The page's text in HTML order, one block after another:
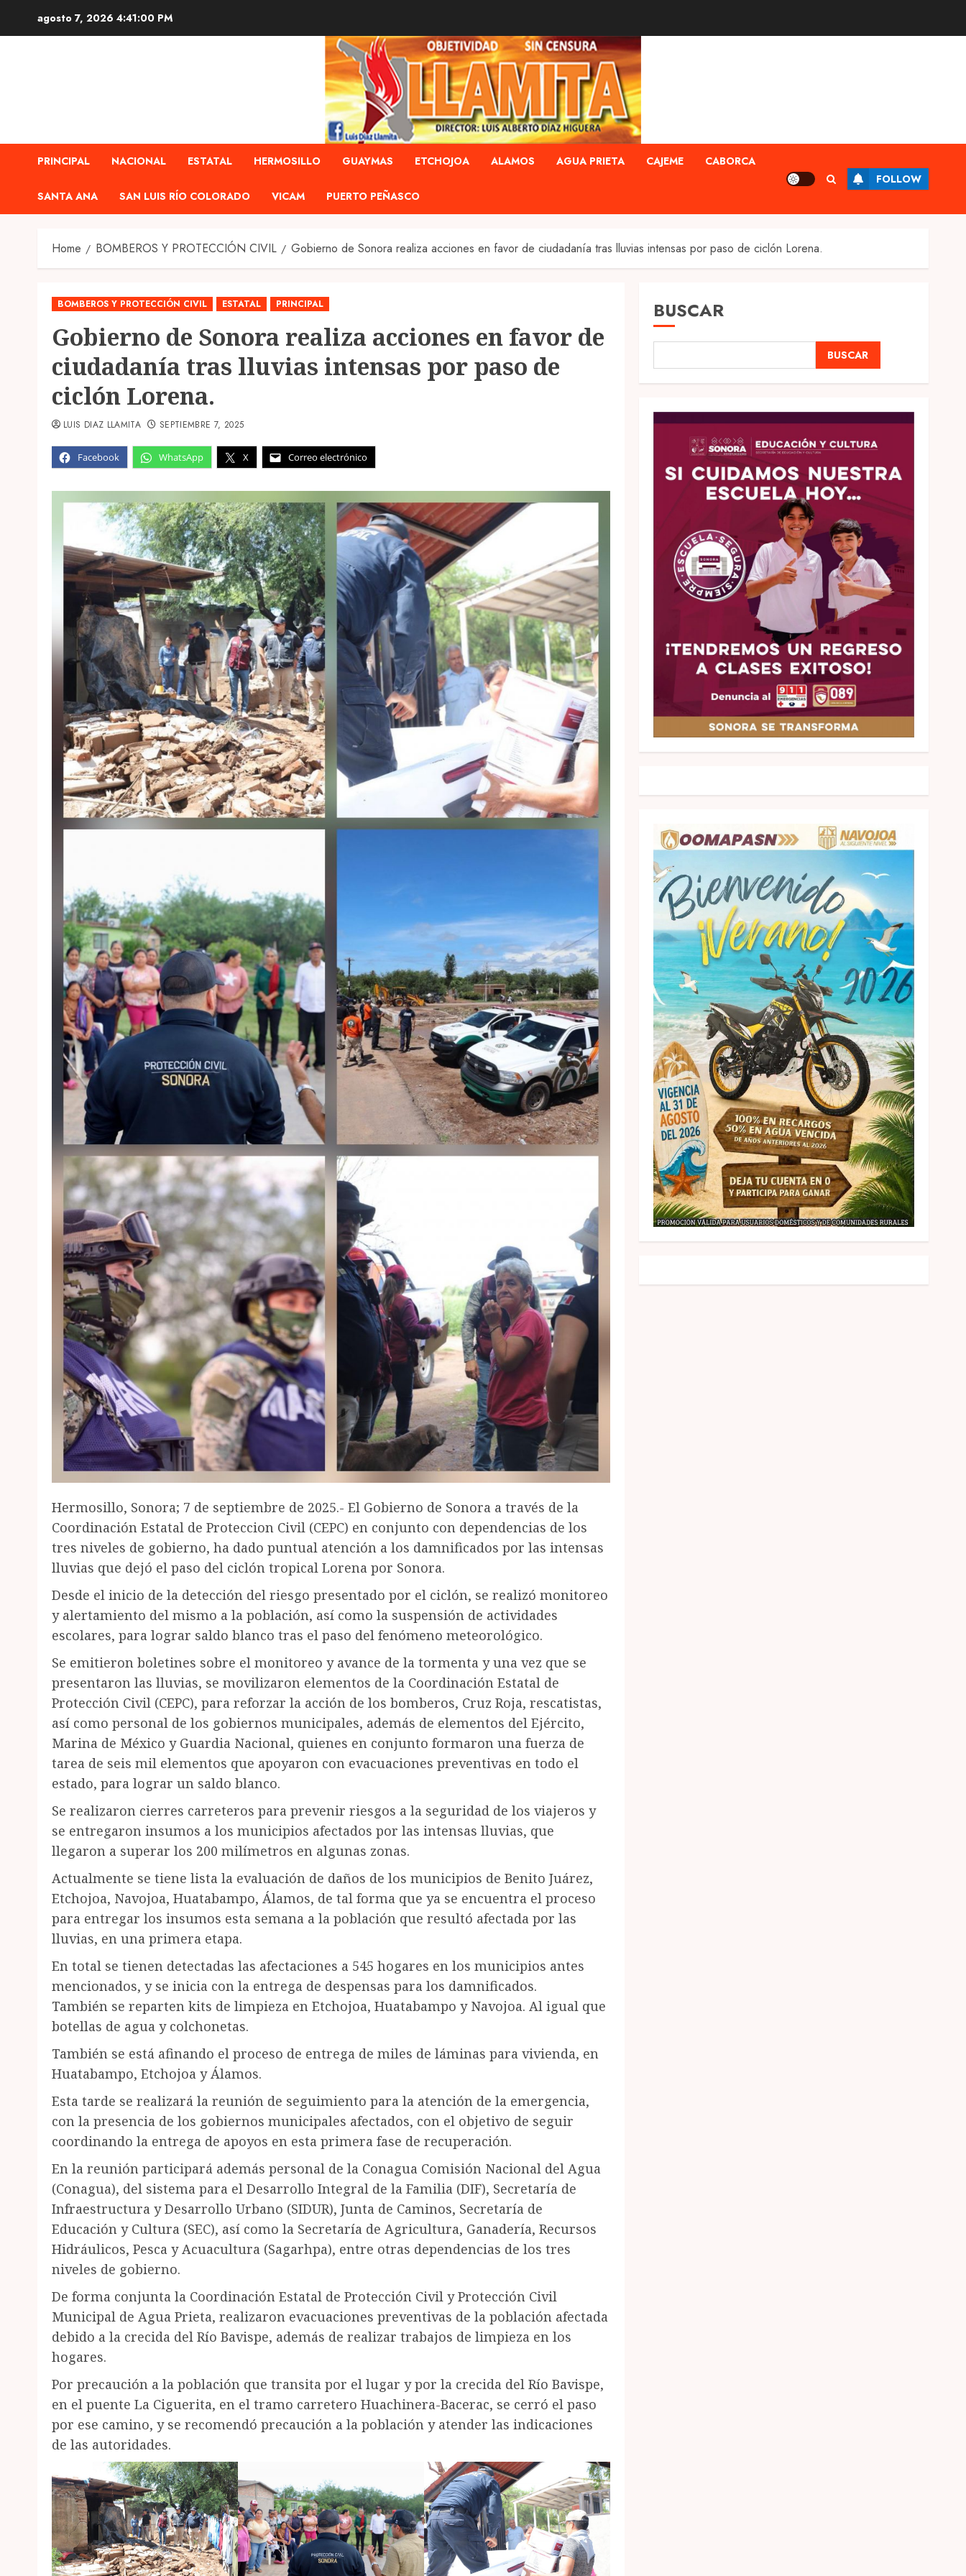
agosto 7, 2026 4:41:02 PM
PRINCIPAL NACIONAL ESTATAL HERMOSILLO GUAYMAS ETCHOJOA ALAMOS AGUA PRIETA CAJEME CABORCA
SANTA ANA SAN LUIS RÍO COLORADO VICAM PUERTO PEÑASCO
FOLLOW
Home BOMBEROS Y PROTECCIÓN CIVIL Gobierno de Sonora realiza acciones en favor de ciudadanía tras lluvias intensas por paso de ciclón Lorena.
BOMBEROS Y PROTECCIÓN CIVIL ESTATAL PRINCIPAL
Gobierno de Sonora realiza acciones en favor de
ciudadanía tras lluvias intensas por paso de
ciclón Lorena.
Facebook WhatsApp X Correo electrónico
LUIS DIAZ LLAMITA SEPTIEMBRE 7, 2025
Hermosillo, Sonora; 7 de septiembre de 2025.- El Gobierno de Sonora a través de la
Coordinación Estatal de Proteccion Civil (CEPC) en conjunto con dependencias de los
tres niveles de gobierno, ha dado puntual atención a los damnificados por las intensas
lluvias que dejó el paso del ciclón tropical Lorena por Sonora.
Desde el inicio de la detección del riesgo presentado por el ciclón, se realizó monitoreo
y alertamiento del mismo a la población, así como la suspensión de actividades
escolares, para lograr saldo blanco tras el paso del fenómeno meteorológico.
Se emitieron boletines sobre el monitoreo y avance de la tormenta y una vez que se
presentaron las lluvias, se movilizaron elementos de la Coordinación Estatal de
Protección Civil (CEPC), para reforzar la acción de los bomberos, Cruz Roja, rescatistas,
así como personal de los gobiernos municipales, además de elementos del Ejército,
Marina de México y Guardia Nacional, quienes en conjunto formaron una fuerza de
tarea de seis mil elementos que apoyaron con evacuaciones preventivas en todo el
estado, para lograr un saldo blanco.
Se realizaron cierres carreteros para prevenir riesgos a la seguridad de los viajeros y
se entregaron insumos a los municipios afectados por las intensas lluvias, que
llegaron a superar los 200 milímetros en algunas zonas.
Actualmente se tiene lista la evaluación de daños de los municipios de Benito Juárez,
Etchojoa, Navojoa, Huatabampo, Álamos, de tal forma que ya se encuentra el proceso
para entregar los insumos esta semana a la población que resultó afectada por las
lluvias, en una primera etapa.
En total se tienen detectadas las afectaciones a 545 hogares en los municipios antes
mencionados, y se inicia con la entrega de despensas para los damnificados.
También se reparten kits de limpieza en Etchojoa, Huatabampo y Navojoa. Al igual que
botellas de agua y colchonetas.
También se está afinando el proceso de entrega de miles de láminas para vivienda, en
Huatabampo, Etchojoa y Álamos.
Esta tarde se realizará la reunión de seguimiento para la atención de la emergencia,
con la presencia de los gobiernos municipales afectados, con el objetivo de seguir
coordinando la entrega de apoyos en esta primera fase de recuperación.
En la reunión participará además personal de la Conagua Comisión Nacional del Agua
(Conagua), del sistema para el Desarrollo Integral de la Familia (DIF), Secretaría de
Infraestructura y Desarrollo Urbano (SIDUR), Junta de Caminos, Secretaría de
Educación y Cultura (SEC), así como la Secretaría de Agricultura, Ganadería, Recursos
Hidráulicos, Pesca y Acuacultura (Sagarhpa), entre otras dependencias de los tres
niveles de gobierno.
De forma conjunta la Coordinación Estatal de Protección Civil y Protección Civil
Municipal de Agua Prieta, realizaron evacuaciones preventivas de la población afectada
debido a la crecida del Río Bavispe, además de realizar trabajos de limpieza en los
hogares.
Por precaución a la población que transita por el lugar y por la crecida del Río Bavispe,
en el puente La Ciguerita, en el tramo carretero Huachinera-Bacerac, se cerró el paso
por ese camino, y se recomendó precaución a la población y atender las indicaciones
de las autoridades.
BUSCAR
BUSCAR